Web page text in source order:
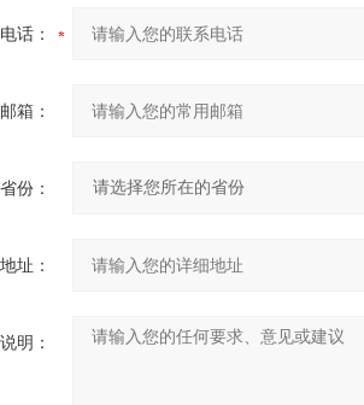
话：
箱：
省份：
址：
明：